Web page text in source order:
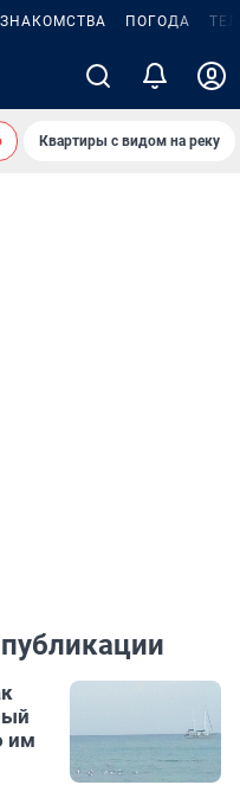
ЗНАКОМСТВА ПОГОДА
Квартиры с видом на реку
им